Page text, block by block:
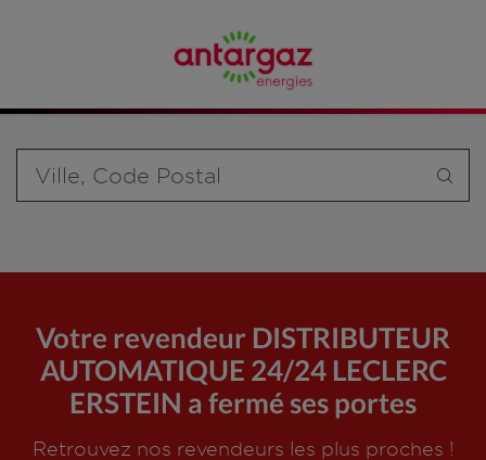
bouteille souhaité et le type de point de vente (revendeur /
distributeur automatique de bouteilles de gaz ou station GPL
carburant)
Votre revendeur DISTRIBUTEUR
AUTOMATIQUE 24/24 LECLERC
ERSTEIN a fermé ses portes
Retrouvez nos revendeurs les plus proches !